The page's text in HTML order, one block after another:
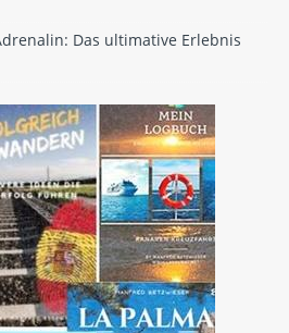
Das ultimative Erlebnis